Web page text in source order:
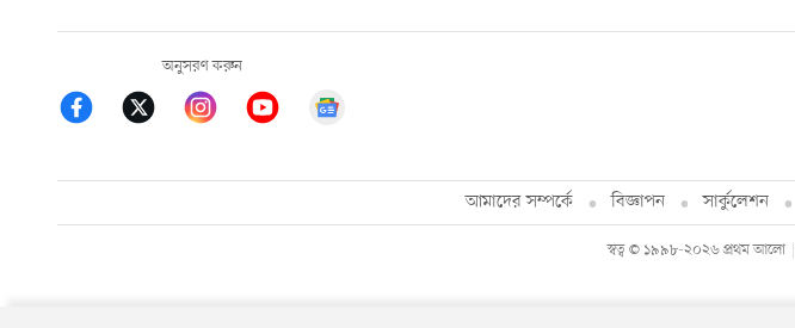
অনুসরণ করুন
আমাদের সম্পর্কে বিজ্ঞাপন সার্কুলেশন
স্বত্ব © ১৯৯৮-২০২৬ প্রথম আলো